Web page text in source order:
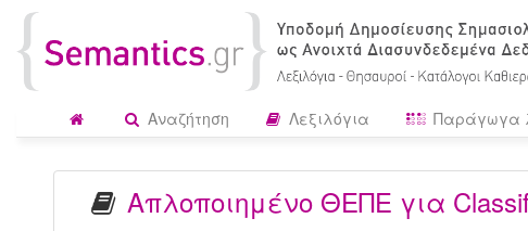
Αναζήτηση Λεξιλόγια Παράγωγα
Απλοποιημένο ΘΕΠΕ για